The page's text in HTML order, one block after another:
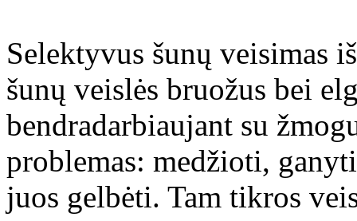
Selektyvus šunų veisimas
šunų veislės bruožus bei
bendradarbiaujant su
problemas: medžioti,
juos gelbėti. Tam tikros